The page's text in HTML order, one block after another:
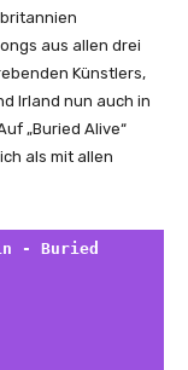
aus allen drei
Künstlers,
Irland nun auch in
„Buried Alive“
als mit allen
- Buried